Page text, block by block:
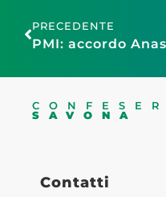
PRECEDENTE
SAVONA
Contatti